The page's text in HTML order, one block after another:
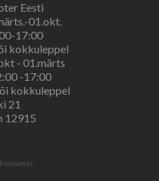
Eesti
01.okt.
17:00
kokkuleppel
- 01.märts
-17:00
kokkuleppel
21
12915